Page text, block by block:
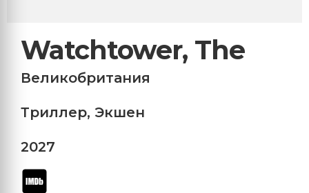
Watchtower, The
Великобритания
Триллер, Экшен
2027